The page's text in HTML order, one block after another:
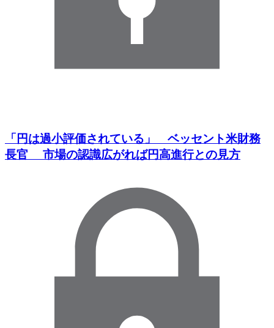
「円は過小評価されている」 ベッセント米財務
長官 市場の認識広がれば円高進行との見方